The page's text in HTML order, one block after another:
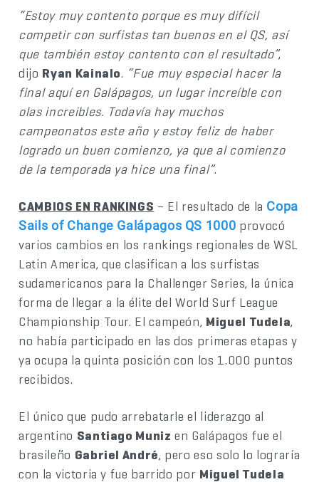
“Estoy muy contento porque es muy difícil
competir con surfistas tan buenos en el QS, así
que también estoy contento con el resultado”,
dijo Ryan Kainalo. “Fue muy especial hacer la
final aquí en Galápagos, un lugar increíble con
olas increibles. Todavía hay muchos
campeonatos este año y estoy feliz de haber
logrado un buen comienzo, ya que al comienzo
de la temporada ya hice una final”.
CAMBIOS EN RANKINGS – El resultado de la Copa
Sails of Change Galápagos QS 1000 provocó
varios cambios en los rankings regionales de WSL
Latin America, que clasifican a los surfistas
sudamericanos para la Challenger Series, la única
forma de llegar a la élite del World Surf League
Championship Tour. El campeón, Miguel Tudela,
no había participado en las dos primeras etapas y
ya ocupa la quinta posición con los 1.000 puntos
recibidos.
El único que pudo arrebatarle el liderazgo al
argentino Santiago Muniz en Galápagos fue el
brasileño Gabriel André, pero eso solo lo lograría
con la victoria y fue barrido por Miguel Tudela